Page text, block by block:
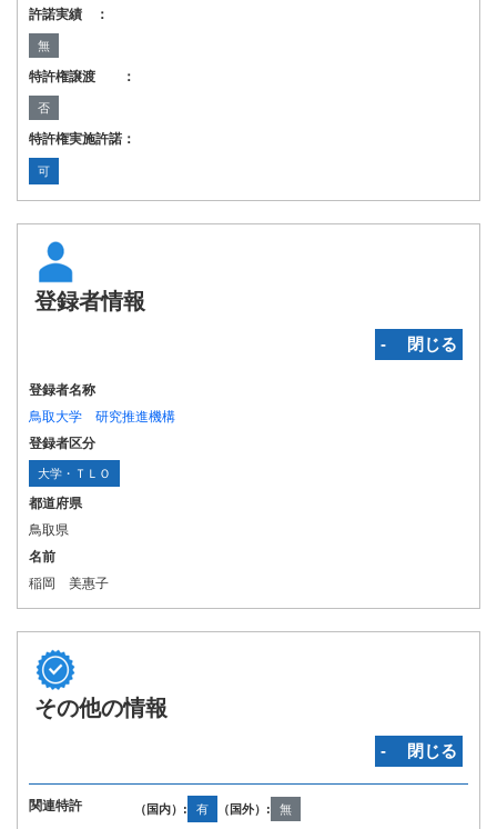
許諾実績 ：
無
特許権譲渡 ：
否
特許権実施許諾：
可
登録者情報
‐ 閉じる
登録者名称
鳥取大学 研究推進機構
登録者区分
大学・ＴＬＯ
都道府県
鳥取県
名前
稲岡 美惠子
その他の情報
‐ 閉じる
関連特許 （国内）: 有 （国外）: 無